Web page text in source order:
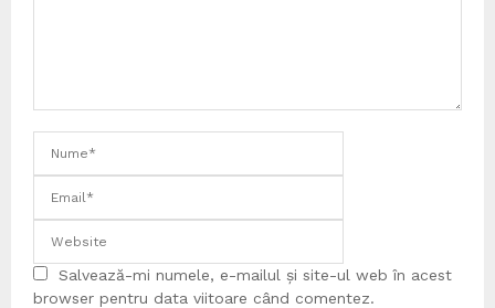
Salvează-mi numele, e-mailul și site-ul web în acest
browser pentru data viitoare când comentez.